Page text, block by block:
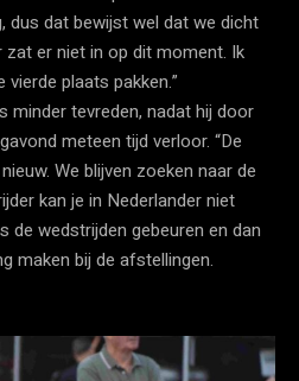
dus dat bewijst wel dat we dicht
er niet in op dit moment. Ik
plaats pakken.”
minder tevreden, nadat hij door
meteen tijd verloor. “De
We blijven zoeken naar de
kan je in Nederlander niet
de wedstrijden gebeuren en dan
maken bij de afstellingen.